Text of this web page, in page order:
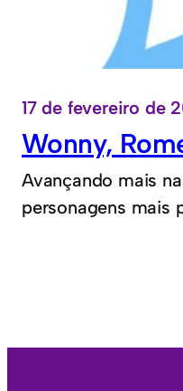
17 de fevereiro de
Wonny,
Avançando mais
personagens mais